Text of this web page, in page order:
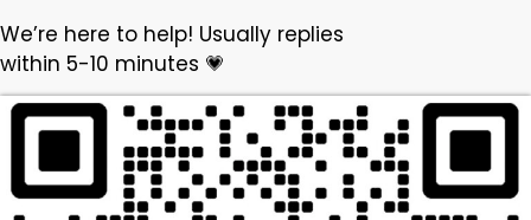
We’re here to help! Usually replies
within 5-10 minutes 💗